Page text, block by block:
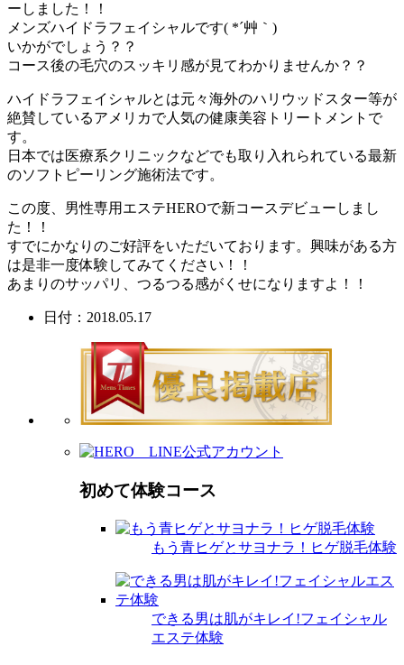
ーしました！！
メンズハイドラフェイシャルです( *´艸｀)
いかがでしょう？？
コース後の毛穴のスッキリ感が見てわかりませんか？？
ハイドラフェイシャルとは元々海外のハリウッドスター等が
絶賛しているアメリカで人気の健康美容トリートメントで
す。
日本では医療系クリニックなどでも取り入れられている最新
のソフトピーリング施術法です。
この度、男性専用エステHEROで新コースデビューしまし
た！！
すでにかなりのご好評をいただいております。興味がある方
は是非一度体験してみてください！！
あまりのサッパリ、つるつる感がくせになりますよ！！
日付：2018.05.17
初めて体験コース
もう青ヒゲとサヨナラ！ヒゲ脱毛体験
できる男は肌がキレイ!フェイシャル
エステ体験